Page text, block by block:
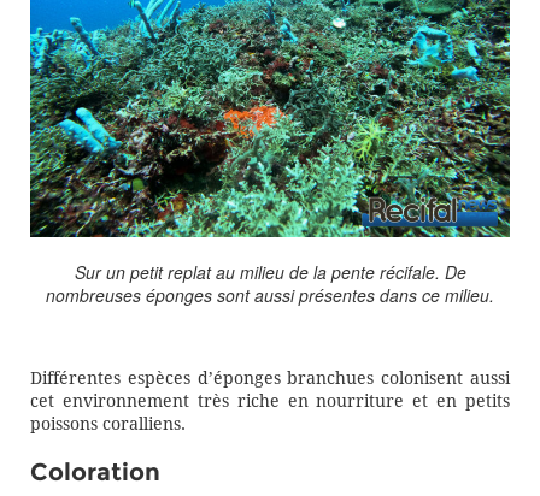
Sur un petit replat au milieu de la pente récifale. De
nombreuses éponges sont aussi présentes dans ce milieu.
Différentes espèces d’éponges branchues colonisent aussi
cet environnement très riche en nourriture et en petits
poissons coralliens.
Coloration